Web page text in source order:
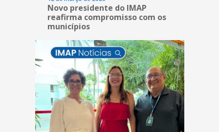
Novo presidente do IMAP
reafirma compromisso com os
municípios